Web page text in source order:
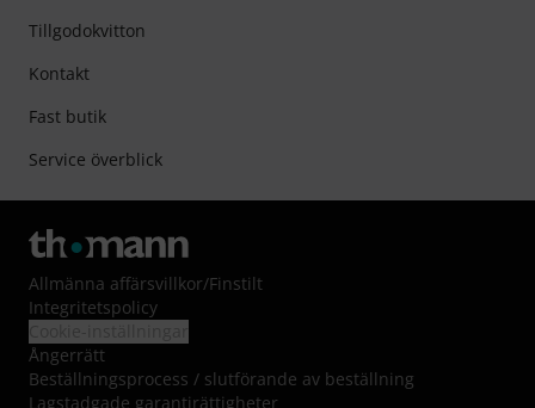
Tillgodokvitton
Kontakt
Fast butik
Service överblick
Allmänna affärsvillkor/Finstilt
Integritetspolicy
Ångerrätt
Beställningsprocess / slutförande av beställning
Lagstadgade garantirättigheter